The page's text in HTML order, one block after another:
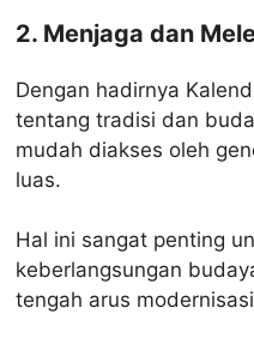
2. Menjaga dan
Dengan hadirnya
tentang tradisi dan
mudah diakses oleh
luas.
Hal ini sangat penting
keberlangsungan
tengah arus